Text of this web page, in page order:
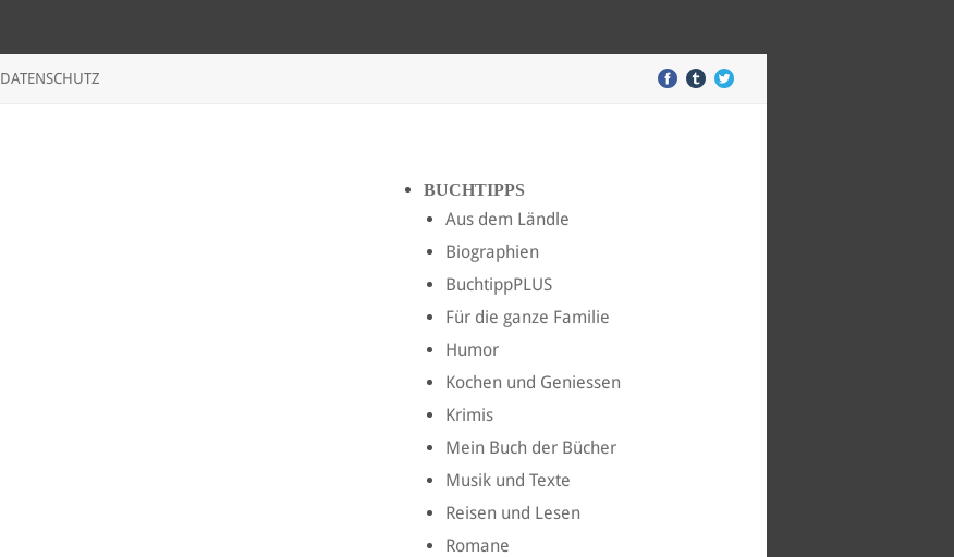
DATENSCHUTZ
BUCHTIPPS
Aus dem Ländle
Biographien
BuchtippPLUS
Für die ganze Familie
Humor
Kochen und Geniessen
Krimis
Mein Buch der Bücher
Musik und Texte
Reisen und Lesen
Romane